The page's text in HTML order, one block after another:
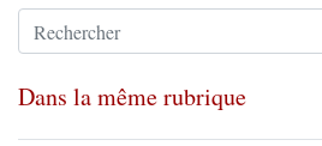
Dans la même rubrique